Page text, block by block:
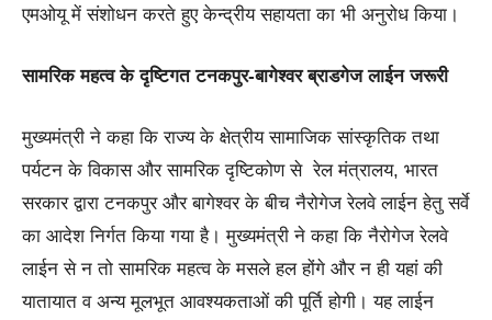
एमओयू में संशोधन करते हुए केन्द्रीय सहायता का भी अनुरोध किया।
सामरिक महत्व के दृष्टिगत टनकपुर-बागेश्वर ब्राडगेज लाईन जरूरी
मुख्यमंत्री ने कहा कि राज्य के क्षेत्रीय सामाजिक सांस्कृतिक तथा
पर्यटन के विकास और सामरिक दृष्टिकोण से रेल मंत्रालय, भारत
सरकार द्वारा टनकपुर और बागेश्वर के बीच नैरोगेज रेलवे लाईन हेतु सर्वे
का आदेश निर्गत किया गया है। मुख्यमंत्री ने कहा कि नैरोगेज रेलवे
लाईन से न तो सामरिक महत्व के मसले हल होंगे और न ही यहां की
यातायात व अन्य मूलभूत आवश्यकताओं की पूर्ति होगी। यह लाईन